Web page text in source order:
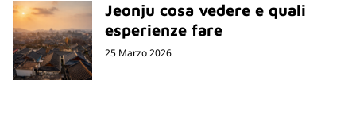
Jeonju cosa vedere e quali
esperienze fare
25 Marzo 2026